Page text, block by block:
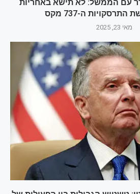
עם הממשל: לא תישא באחריות
ה-737 מקס
מאי 23, 2025